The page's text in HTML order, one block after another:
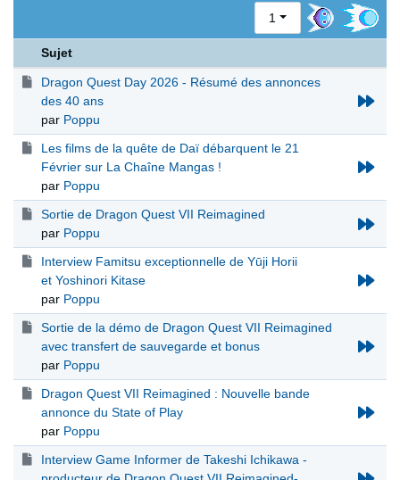
1
Sujet
Dragon Quest Day 2026 - Résumé des annonces
des 40 ans
par Poppu
Les films de la quête de Daï débarquent le 21
Février sur La Chaîne Mangas !
par Poppu
Sortie de Dragon Quest VII Reimagined
par Poppu
Interview Famitsu exceptionnelle de Yūji Horii
et Yoshinori Kitase
par Poppu
Sortie de la démo de Dragon Quest VII Reimagined
avec transfert de sauvegarde et bonus
par Poppu
Dragon Quest VII Reimagined : Nouvelle bande
annonce du State of Play
par Poppu
Interview Game Informer de Takeshi Ichikawa -